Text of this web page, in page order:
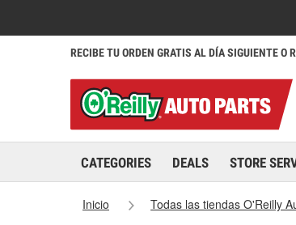
RECIBE TU ORDEN GRATIS AL DÍA SIGUIENTE O
CATEGORIES DEALS STORE
Inicio Todas las tiendas O'Reilly